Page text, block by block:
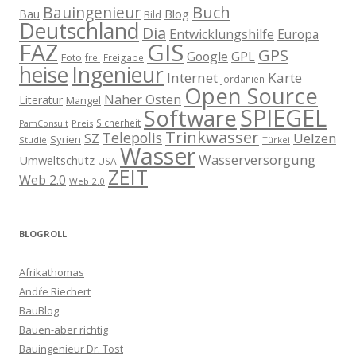
Bau Bauingenieur Bild Blog Buch
Deutschland Dia Entwicklungshilfe Europa
FAZ Foto frei Freigabe GIS Google GPL GPS
heise Ingenieur Internet Jordanien Karte
Literatur Mangel Naher Osten Open Source
PamConsult Preis Sicherheit SoftwareSPIEGEL
Studie Syrien SZ Telepolis Trinkwasser Türkei Uelzen
Umweltschutz USA WasserWasserversorgung
Web 2.0 Web 2.0 ZEIT
BLOGROLL
Afrikathomas
Andŕe Riechert
BauBlog
Bauen-aber richtig
Bauingenieur Dr. Tost